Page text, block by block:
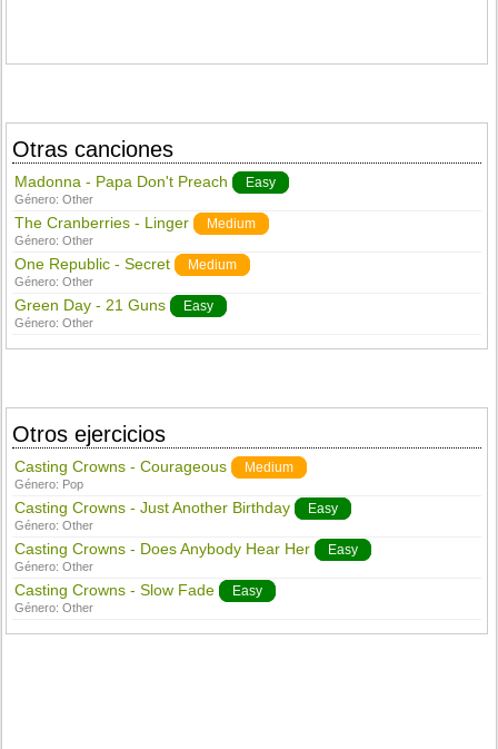
Otras canciones
Madonna - Papa Don't Preach Easy
Género:Other
The Cranberries - Linger Medium
Género:Other
One Republic - Secret Medium
Género:Other
Green Day - 21 Guns Easy
Género:Other
Otros ejercicios
Casting Crowns - Courageous Medium
Género: Pop
Casting Crowns - Just Another Birthday Easy
Género:Other
Casting Crowns - Does Anybody Hear Her Easy
Género:Other
Casting Crowns - Slow Fade Easy
Género:Other